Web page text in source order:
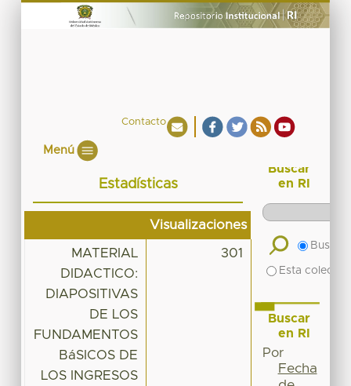
Contacto
Menú
Estadísticas
Visualizaciones
MATERIAL
DIDACTICO:
DIAPOSITIVAS
DE LOS
FUNDAMENTOS
BáSICOS DE
LOS INGRESOS
301
Buscar
en RI
Buscar
Esta
Buscar
en RI
Por
Fecha